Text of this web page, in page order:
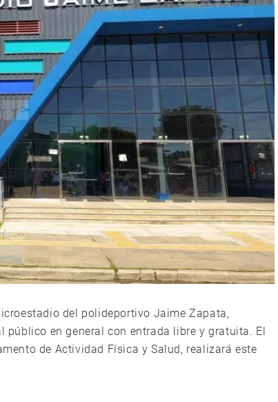
del polideportivo Jaime Zapata,
público en general con entrada libre y gratuita. El
de Actividad Física y Salud, realizará este